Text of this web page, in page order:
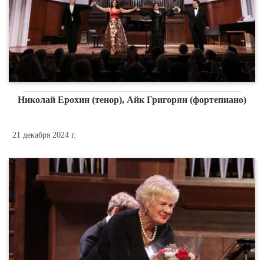
Николай Ерохин (тенор), Айк Григорян (фортепиано)
21 декабря 2024 г.